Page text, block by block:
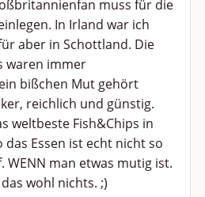
muss für die
In Irland war ich
aber in Schottland. Die
waren immer
bißchen Mut gehört
reichlich und günstig.
weltbeste Fish&Chips in
Essen ist echt nicht so
WENN man etwas mutig ist.
wohl nichts. ;)